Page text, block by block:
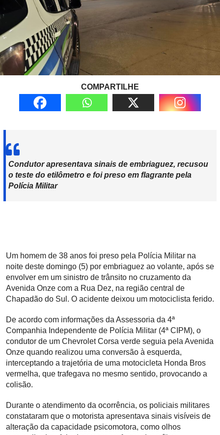
COMPARTILHE
Condutor apresentava sinais de embriaguez, recusou
o teste do etilômetro e foi preso em flagrante pela
Polícia Militar
Um homem de 38 anos foi preso pela Polícia Militar na
noite deste domingo (5) por embriaguez ao volante, após se
envolver em um sinistro de trânsito no cruzamento da
Avenida Onze com a Rua Dez, na região central de
Chapadão do Sul. O acidente deixou um motociclista ferido.
De acordo com informações da Assessoria da 4ª
Companhia Independente de Polícia Militar (4ª CIPM), o
condutor de um Chevrolet Corsa verde seguia pela Avenida
Onze quando realizou uma conversão à esquerda,
interceptando a trajetória de uma motocicleta Honda Bros
vermelha, que trafegava no mesmo sentido, provocando a
colisão.
Durante o atendimento da ocorrência, os policiais militares
constataram que o motorista apresentava sinais visíveis de
alteração da capacidade psicomotora, como olhos